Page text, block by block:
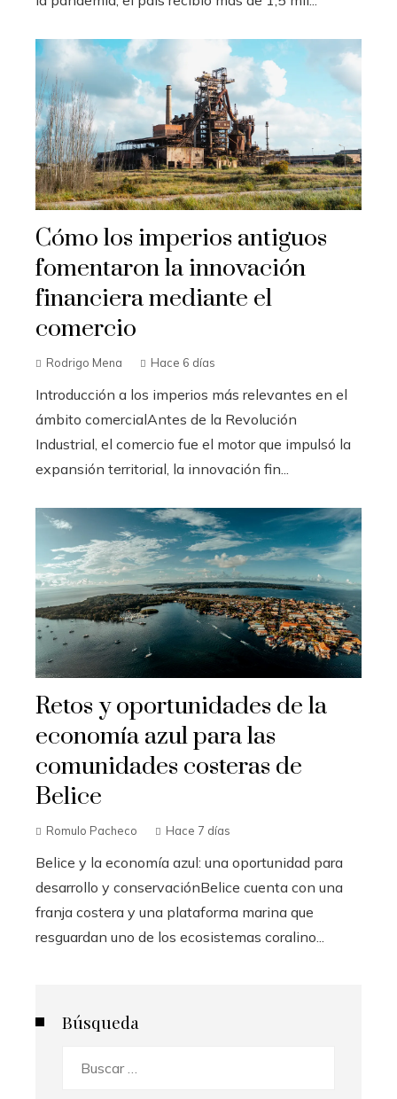
Cómo los imperios antiguos
fomentaron la innovación
financiera mediante el
comercio
Rodrigo Mena Hace 6 días
Introducción a los imperios más relevantes en el
ámbito comercialAntes de la Revolución
Industrial, el comercio fue el motor que impulsó la
expansión territorial, la innovación fin...
Retos y oportunidades de la
economía azul para las
comunidades costeras de
Belice
Romulo Pacheco Hace 7 días
Belice y la economía azul: una oportunidad para
desarrollo y conservaciónBelice cuenta con una
franja costera y una plataforma marina que
resguardan uno de los ecosistemas coralino...
Búsqueda